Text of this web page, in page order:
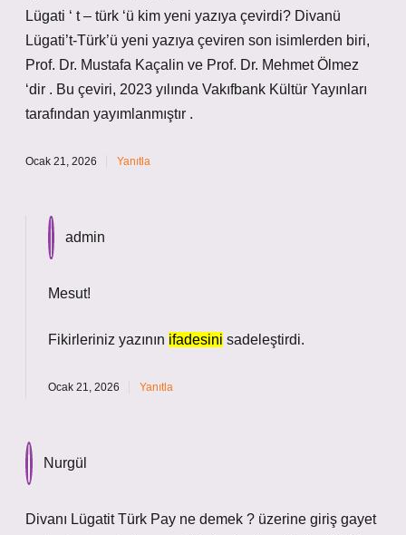
Lügati ‘ t – türk ‘ü kim yeni yazıya çevirdi? Divanü
Lügati’t-Türk’ü yeni yazıya çeviren son isimlerden biri,
Prof. Dr. Mustafa Kaçalin ve Prof. Dr. Mehmet Ölmez
‘dir . Bu çeviri, 2023 yılında Vakıfbank Kültür Yayınları
tarafından yayımlanmıştır .
Ocak 21, 2026 Yanıtla
Mesut!
Fikirleriniz yazının ifadesini sadeleştirdi.
Ocak 21, 2026 Yanıtla
Divanı Lügatit Türk Pay ne demek ? üzerine giriş gayet